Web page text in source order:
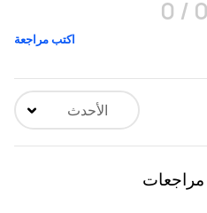
0 / 0
اكتب مراجعة
الأحدث
مراجعات